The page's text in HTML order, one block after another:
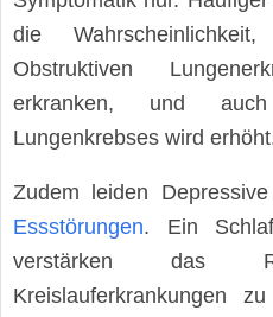
die
Obstruktiven
erkranken, und
Lungenkrebses wird
Zudem leiden
Essstörungen. Ein
verstärken das
Kreislauferkrankungen